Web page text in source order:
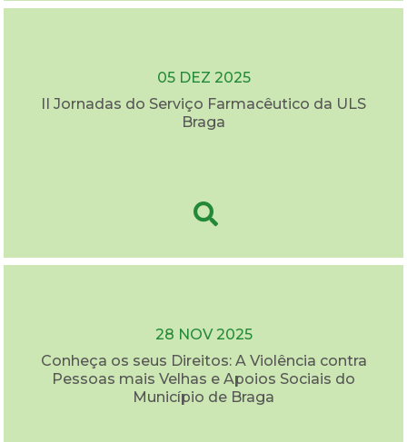
05 DEZ 2025
II Jornadas do Serviço Farmacêutico da ULS
Braga
28 NOV 2025
Conheça os seus Direitos: A Violência contra
Pessoas mais Velhas e Apoios Sociais do
Município de Braga